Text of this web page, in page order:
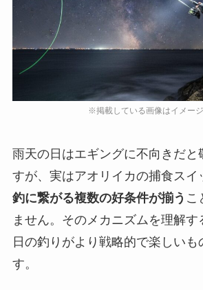
雨天の日はエギングに不向きだと
すが、実はアオリイカの捕食スイ
釣に繋がる複数の好条件が揃う こ
ません。そのメカニズムを理解
日の釣りがより戦略的で楽しいも
す。